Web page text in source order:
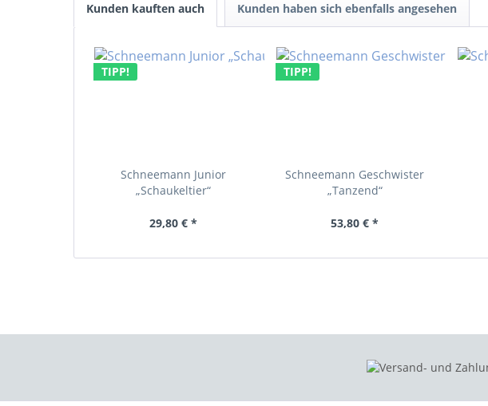
Kunden kauften auch Kunden haben sich ebenfalls angesehen
TIPP!
Schneemann Junior
„Schaukeltier“
29,80 € *
TIPP!
Schneemann Geschwister
„Tanzend“
53,80 € *